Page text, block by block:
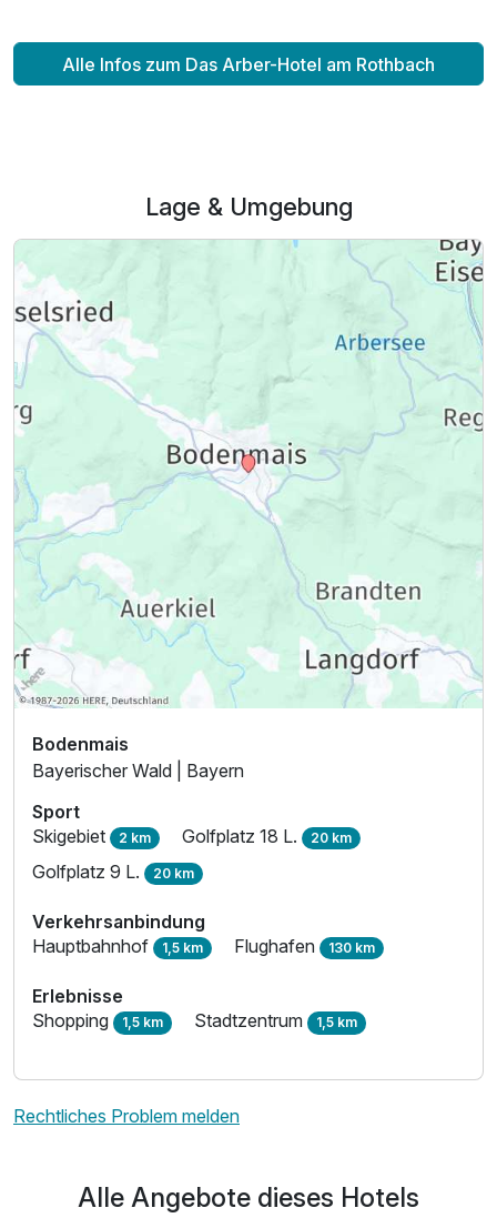
Alle Infos zum Das Arber-Hotel am Rothbach
Lage & Umgebung
Bodenmais
Bayerischer Wald | Bayern
Sport
Skigebiet 2 km Golfplatz 18 L. 20 km
Golfplatz 9 L. 20 km
Verkehrsanbindung
Hauptbahnhof 1,5 km Flughafen 130 km
Erlebnisse
Shopping 1,5 km Stadtzentrum 1,5 km
Rechtliches Problem melden
Alle Angebote dieses Hotels